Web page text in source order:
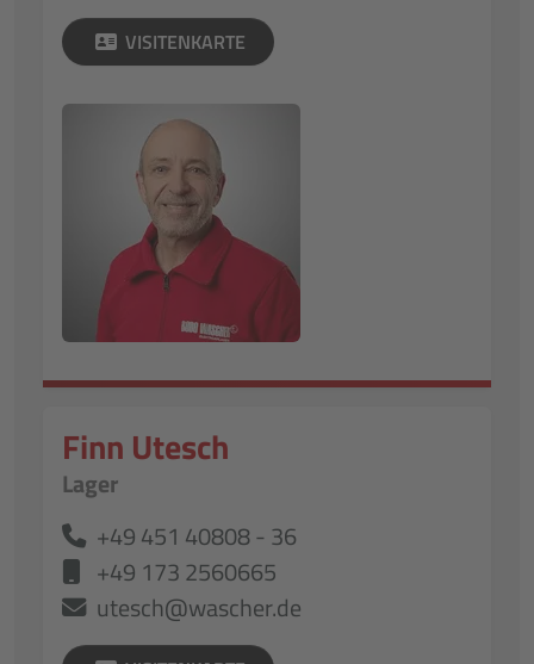
VISITENKARTE
Finn Utesch
Lager
+49 451 40808 - 36
+49 173 2560665
utesch@wascher.de